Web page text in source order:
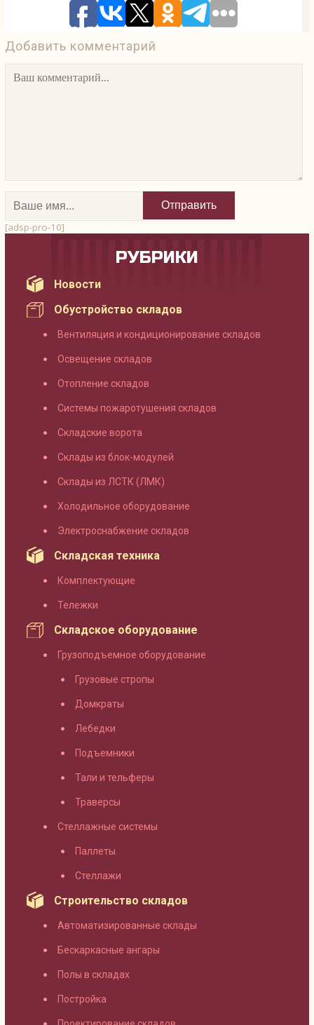
Добавить комментарий
[adsp-pro-10]
РУБРИКИ
Новости
Обустройство складов
Вентиляция и кондиционирование складов
Освещение складов
Отопление складов
Системы пожаротушения складов
Складские ворота
Склады из блок-модулей
Склады из ЛСТК (ЛМК)
Холодильное оборудование
Электроснабжение складов
Складская техника
Комплектующие
Тележки
Складское оборудование
Грузоподъемное оборудование
Грузовые стропы
Домкраты
Лебедки
Подъемники
Тали и тельферы
Траверсы
Стеллажные системы
Паллеты
Стеллажи
Строительство складов
Автоматизированные склады
Бескаркасные ангары
Полы в складах
Постройка